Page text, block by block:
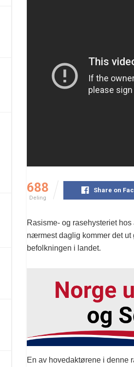
688
Deling
Share on
Rasisme- og rasehysteriet
nærmest daglig kommer det
befolkningen i landet.
En av hovedaktørene i denne